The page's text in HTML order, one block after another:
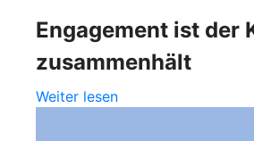
Engagement ist der
zusammenhält
Weiter lesen